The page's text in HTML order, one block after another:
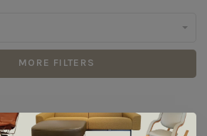
MORE FILTERS